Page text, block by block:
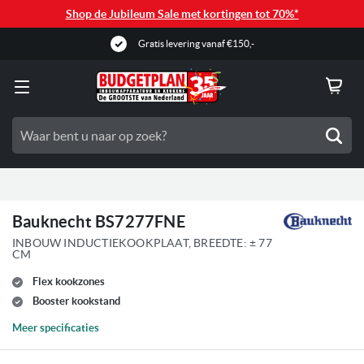
Shop de Jubileum Sale met kortingen tot 70%*
Gratis levering vanaf €150,-
Bauknecht BS7277FNE
INBOUW INDUCTIEKOOKPLAAT, BREEDTE: ± 77
CM
Flex kookzones
Booster kookstand
Meer specificaties